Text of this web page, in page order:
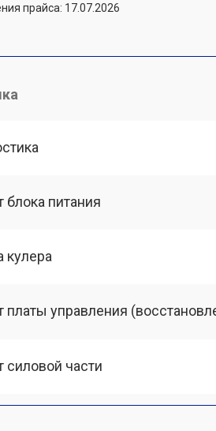
прайса: 17.07.2026
блока питания
кулера
платы управления
силовой части